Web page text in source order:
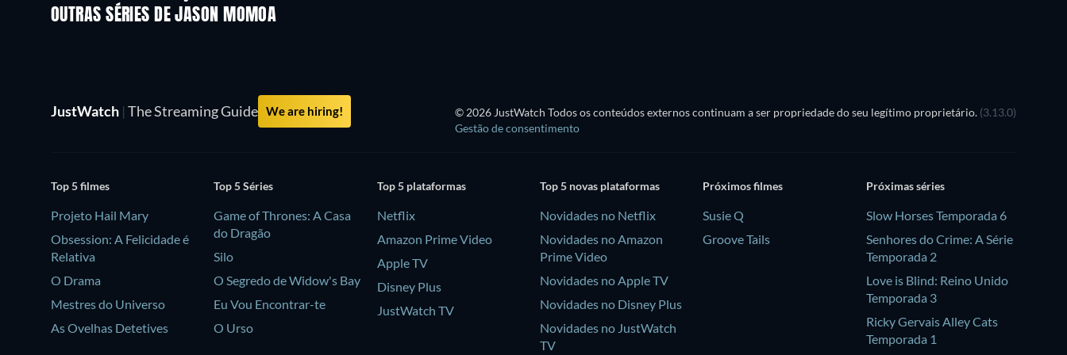
OUTRAS SÉRIES DE JASON MOMOA
Série
JustWatch | The Streaming Guide We are hiring! © 2026 JustWatch Todos os conteúdos externos continuam a ser propriedade do seu legítimo proprietário. (3.13.0)
Gestão de consentimento
Top 5 filmes
Projeto Hail Mary
Obsession: A Felicidade é
Relativa
O Drama
Mestres do Universo
As Ovelhas Detetives
Top 5 Séries
Game of Thrones: A Casa
do Dragão
Silo
O Segredo de Widow's Bay
Eu Vou Encontrar-te
O Urso
Top 5 plataformas
Netflix
Amazon Prime Video
Apple TV
Disney Plus
JustWatch TV
Top 5 novas plataformas
Novidades no Netflix
Novidades no Amazon
Prime Video
Novidades no Apple TV
Novidades no Disney Plus
Novidades no JustWatch
TV
Próximos filmes
Susie Q
Groove Tails
Próximas séries
Slow Horses Temporada 6
Senhores do Crime: A Série
Temporada 2
Love is Blind: Reino Unido
Temporada 3
Ricky Gervais Alley Cats
Temporada 1